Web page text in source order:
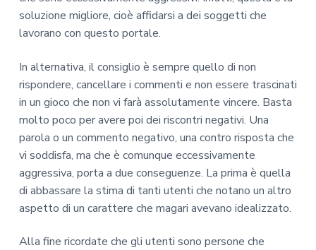
soluzione migliore, cioè affidarsi a dei soggetti che
lavorano con questo portale.
In alternativa, il consiglio è sempre quello di non
rispondere, cancellare i commenti e non essere trascinati
in un gioco che non vi farà assolutamente vincere. Basta
molto poco per avere poi dei riscontri negativi. Una
parola o un commento negativo, una contro risposta che
vi soddisfa, ma che è comunque eccessivamente
aggressiva, porta a due conseguenze. La prima è quella
di abbassare la stima di tanti utenti che notano un altro
aspetto di un carattere che magari avevano idealizzato.
Alla fine ricordate che gli utenti sono persone che